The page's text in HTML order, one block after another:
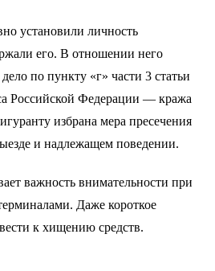
установили личность
его. В отношении него
по пункту «г» части 3 статьи
Российской Федерации — кража
избрана мера пресечения
и надлежащем поведении.
важность внимательности при
Даже короткое
к хищению средств.